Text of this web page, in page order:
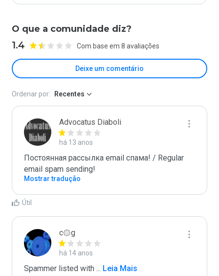
O que a comunidade diz?
1.4 Com base em 8 avaliações
Deixe um comentário
Ordenar por: Recentes
Advocatus Diaboli
há 13 anos
Постоянная рассылка email спама! / Regular
email spam sending!
Mostrar tradução
Útil
c۞g
há 14 anos
Spammer listed with ... Leia Mais